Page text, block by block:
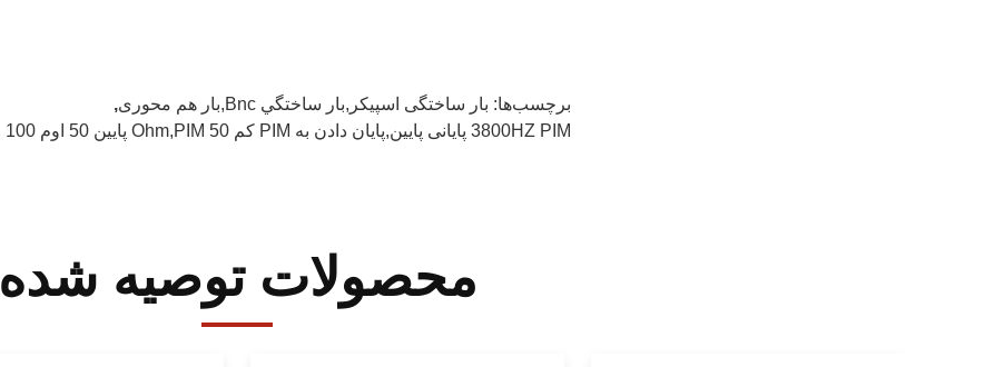
برچسب‌ها: بار ساختگی اسپیکر,بار ساختگي Bnc,بار هم محوری
,
3800HZ PIM پایانی پایین,پایان دادن به PIM کم 50 Ohm,PIM پایین 50 اوم 100 وات بار ساختگی
محصولات توصیه شده